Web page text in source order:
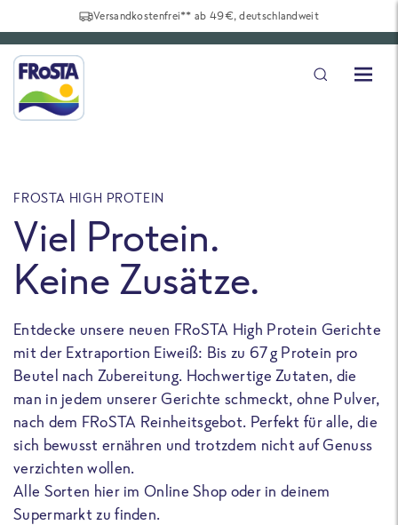
Versandkostenfrei** ab 49€, deutschlandweit
FROSTA HIGH PROTEIN
Viel Protein.
Keine Zusätze.
Entdecke unsere neuen FRoSTA High Protein Gerichte
mit der Extraportion Eiweiß: Bis zu 67 g Protein pro
Beutel nach Zubereitung. Hochwertige Zutaten, die
man in jedem unserer Gerichte schmeckt, ohne Pulver,
nach dem FRoSTA Reinheitsgebot. Perfekt für alle, die
sich bewusst ernähren und trotzdem nicht auf Genuss
verzichten wollen.
Alle Sorten hier im Online Shop oder in deinem
Supermarkt zu finden.